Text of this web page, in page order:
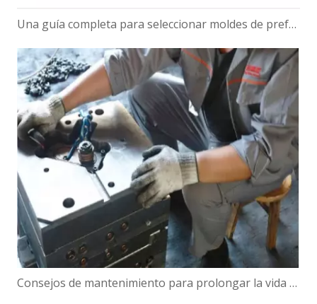
Una guía completa para seleccionar moldes de preformas de PET para botellas
Consejos de mantenimiento para prolongar la vida útil de su molde para maceteros